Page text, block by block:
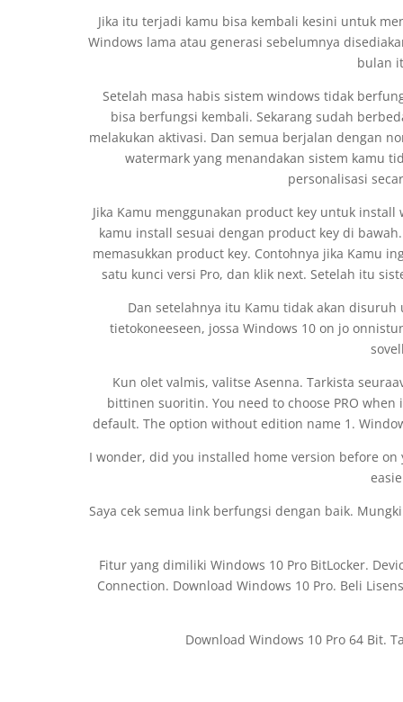
Jika itu terjadi kamu bisa kembali kesini untuk
Windows lama atau generasi sebelumnya
bulan
Setelah masa habis sistem windows tidak
bisa berfungsi kembali. Sekarang sudah
melakukan aktivasi. Dan semua berjalan dengan
watermark yang menandakan sistem kamu
personalisasi
Jika Kamu menggunakan product key untuk
kamu install sesuai dengan product key di
memasukkan product key. Contohnya jika Kamu
satu kunci versi Pro, dan klik next. Setelah itu
Dan setelahnya itu Kamu tidak akan
tietokoneeseen, jossa Windows 10 on jo
Kun olet valmis, valitse Asenna. Tarkista
bittinen suoritin. You need to choose PRO
default. The option without edition name 1.
I wonder, did you installed home version before
Saya cek semua link berfungsi dengan baik.
Fitur yang dimiliki Windows 10 Pro BitLocker.
Connection. Download Windows 10 Pro. Beli
Download Windows 10 Pro 64 Bit.